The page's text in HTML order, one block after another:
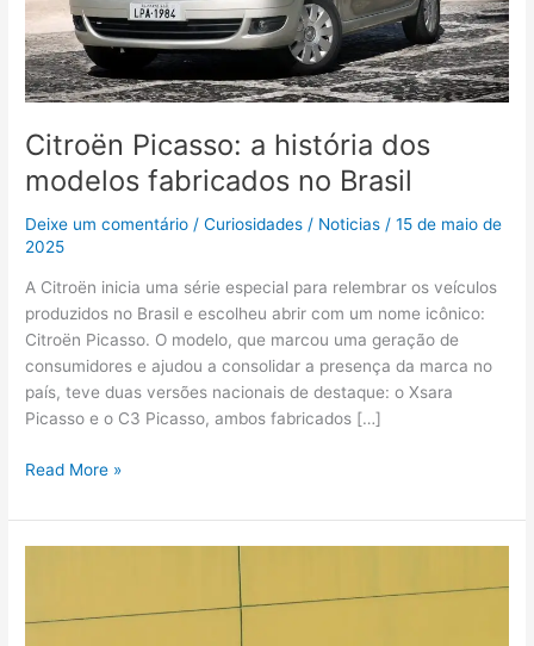
Citroën Picasso: a história dos
modelos fabricados no Brasil
Deixe um comentário /Curiosidades / Noticias /15 de maio de
2025
A Citroën inicia uma série especial para relembrar os veículos
produzidos no Brasil e escolheu abrir com um nome icônico:
Citroën Picasso. O modelo, que marcou uma geração de
consumidores e ajudou a consolidar a presença da marca no
país, teve duas versões nacionais de destaque: o Xsara
Picasso e o C3 Picasso, ambos fabricados […]
Read More »